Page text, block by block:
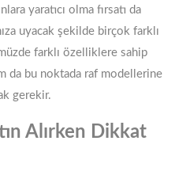
yaratıcı olma fırsatı da
uyacak şekilde birçok farklı
farklı özelliklere sahip
da bu noktada raf modellerine
gerekir.
Alırken Dikkat